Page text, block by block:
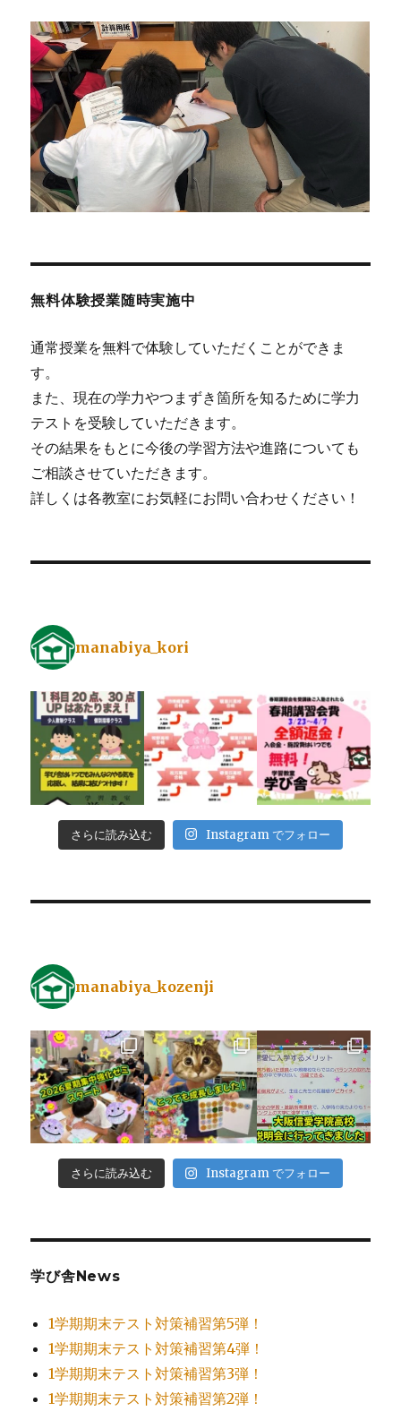
ン
無料体験授業随時実施中
通常授業を無料で体験していただくことができま
す。
また、現在の学力やつまずき箇所を知るために学力
テストを受験していただきます。
その結果をもとに今後の学習方法や進路についても
ご相談させていただきます。
詳しくは各教室にお気軽にお問い合わせください！
manabiya_kori
さらに読み込む Instagram でフォロー
manabiya_kozenji
さらに読み込む Instagram でフォロー
学び舎News
1学期期末テスト対策補習第5弾！
1学期期末テスト対策補習第4弾！
1学期期末テスト対策補習第3弾！
1学期期末テスト対策補習第2弾！